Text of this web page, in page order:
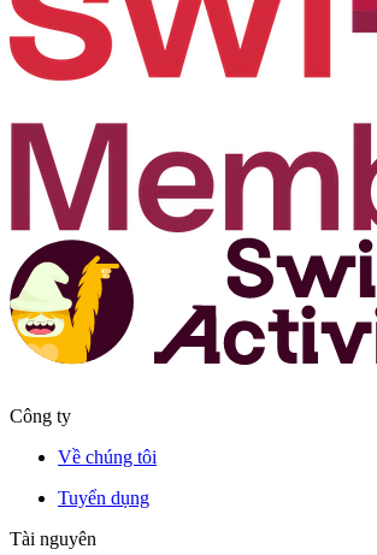
Công ty
Về chúng tôi
Tuyển dụng
Tài nguyên